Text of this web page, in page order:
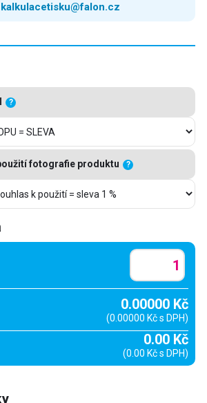
kalkulacetisku@falon.cz
?
fotografie produktu ?
0.00000 Kč
(0.00000 Kč s DPH)
0.00 Kč
(0.00 Kč s DPH)